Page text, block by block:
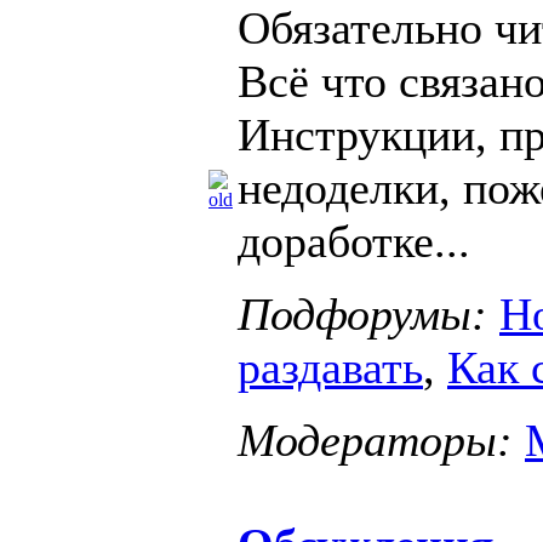
Обязательно
Всё что
Инструкции,
недоделки,
доработке...
Подфорумы:
раздавать, Как
Модераторы: